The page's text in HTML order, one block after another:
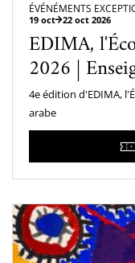
ÉVÉNÉMENTS
19 oct 22 oct 2026
EDIMA,
2026 |
4e édition d'EDIMA,
arabe